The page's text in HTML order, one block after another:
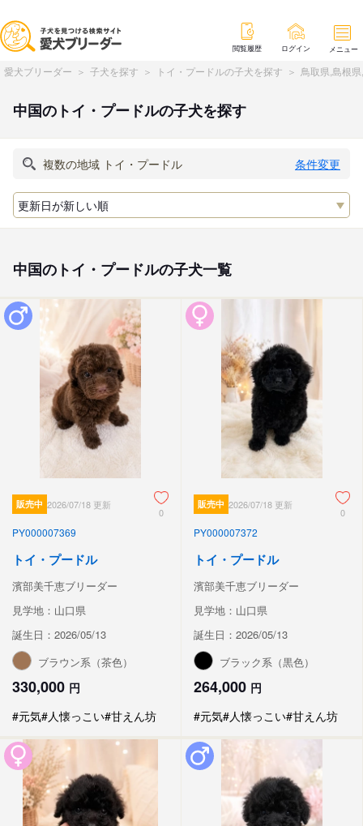
閲覧履歴 ログイン メニュー
愛犬ブリーダー 子犬を探す トイ・プードルの子犬を探す 鳥取県,島根
中国のトイ・プードルの子犬を探す
条件変更
中国のトイ・プードルの子犬一覧
販売中 2026/07/18 更新
0
PY000007369
トイ・プードル
濱部美千恵ブリーダー
見学地：山口県
誕生日：2026/05/13
ブラウン系（茶色）
330,000 円
#元気#人懐っこい#甘えん坊
販売中 2026/07/18 更新
0
PY000007372
トイ・プードル
濱部美千恵ブリーダー
見学地：山口県
誕生日：2026/05/13
ブラック系（黒色）
264,000 円
#元気#人懐っこい#甘えん坊